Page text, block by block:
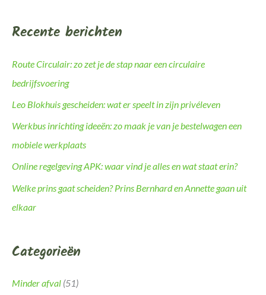
Recente berichten
Route Circulair: zo zet je de stap naar een circulaire
bedrijfsvoering
Leo Blokhuis gescheiden: wat er speelt in zijn privéleven
Werkbus inrichting ideeën: zo maak je van je bestelwagen een
mobiele werkplaats
Online regelgeving APK: waar vind je alles en wat staat erin?
Welke prins gaat scheiden? Prins Bernhard en Annette gaan uit
elkaar
Categorieën
Minder afval (51)